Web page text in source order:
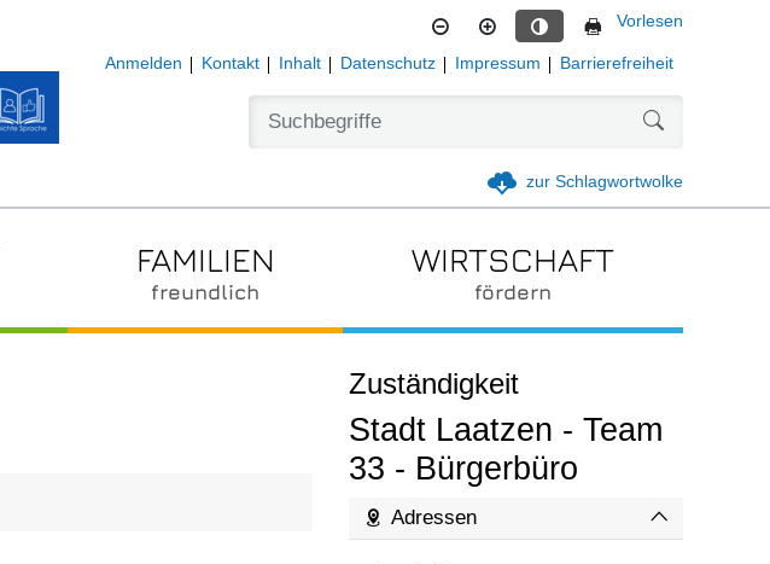
Kontrastmodus aktivieren
Vorlesen
Anmelden Kontakt Inhalt Datenschutz Impressum Barrierefreiheit
zur Schlagwortwolke
FAMILIEN
freundlich
WIRTSCHAFT
fördern
Zuständigkeit
Stadt Laatzen - Team
33 - Bürgerbüro
Adressen